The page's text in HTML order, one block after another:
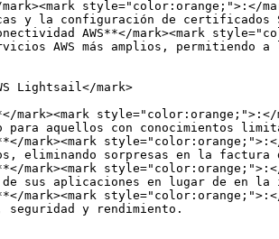
style="color:orange;">:</
y la configuración de certificados
AWS**</mark><mark
AWS más amplios,
Lightsail</mark>
mark><mark
aquellos con conocimientos
mark><mark
eliminando sorpresas en la factura
mark><mark
sus aplicaciones en lugar de en la
mark><mark